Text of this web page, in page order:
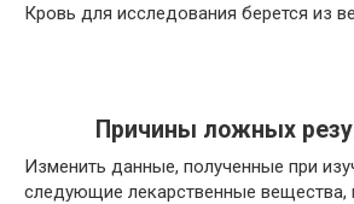
Кровь для исследования берется из
Причины ложных
Изменить данные, полученные при
следующие лекарственные вещества,